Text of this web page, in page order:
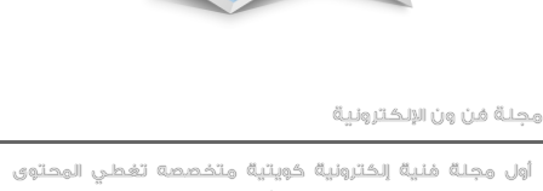
مجلة فن ون الإلكترونية
أول مجلة فنية إلكترونية كويتية متخصصه تغطي المحتوى